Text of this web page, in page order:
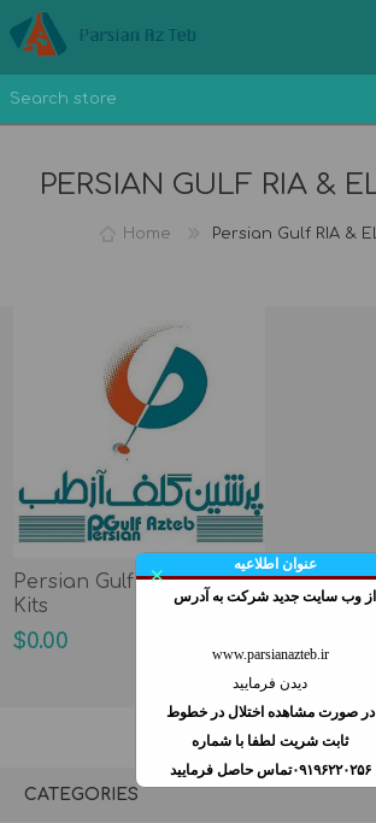
×
عنوان اطلاعیه
از وب سايت جديد شركت به آدرس
www.parsianazteb.ir
دیدن فرمایید
در صورت مشاهده اختلال در خطوط
ثابت شريت لطفا با شماره
۰۹۱۹۶۲۲۰۲۵۶تماس حاصل فرمایید
PERSIAN GULF RIA &
Home Persian Gulf RIA &
Persian Gulf RIA & ELISA
Kits
$0.00
CATEGORIES